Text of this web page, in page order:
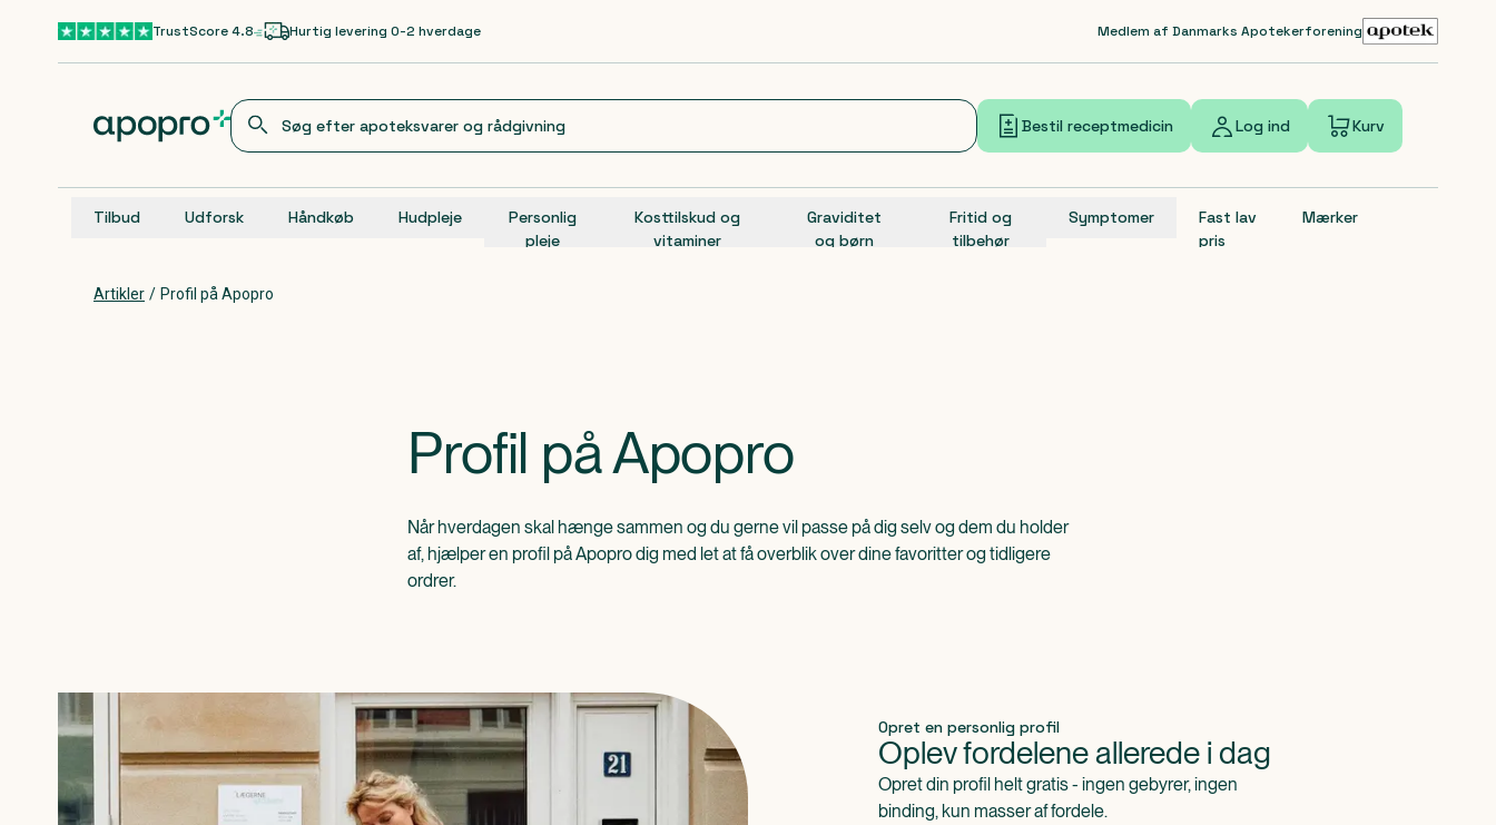
Gå til hovedindholdTrustScore 4.8 Hurtig levering 0-2 hverdage Medlem af Danmarks Apotekerforening
Bestil receptmedicin Log ind Kurv
Tilbud Udforsk Håndkøb Hudpleje
Personlig
pleje
Kosttilskud og
vitaminer
Graviditet
og børn
Fritid og
tilbehør
Symptomer
Fast lav
pris
Mærker
Artikler / Profil på Apopro
Profil på Apopro
Når hverdagen skal hænge sammen og du gerne vil passe på dig selv og dem du holder
af, hjælper en profil på Apopro dig med let at få overblik over dine favoritter og tidligere
ordrer.
Opret en personlig profil
Oplev fordelene allerede i dag
Opret din profil helt gratis - ingen gebyrer, ingen
binding, kun masser af fordele.